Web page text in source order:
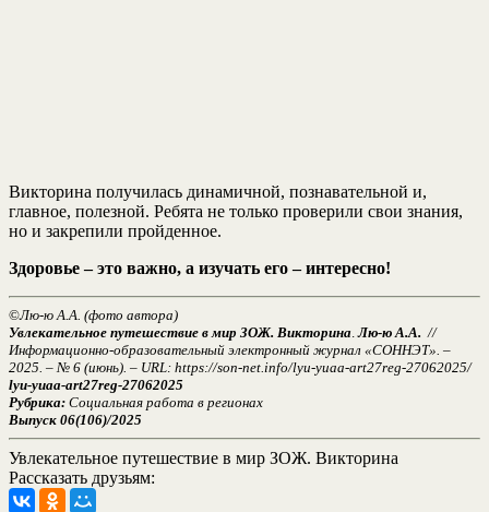
Викторина получилась динамичной, познавательной и,
главное, полезной. Ребята не только проверили свои знания,
но и закрепили пройденное.
Здоровье – это важно, а изучать его – интересно!
©Лю-ю А.А. (фото автора)
Увлекательное путешествие в мир ЗОЖ. Викторина Лю-ю А.А. //
Информационно-образовательный электронный журнал «СОННЭТ». –
2025. – № 6 (июнь). – URL: https://son-net.info/lyu-yuaa-art27reg-27062025/
lyu-yuaa-art27reg-27062025
Рубрика: Социальная работа в регионах
Выпуск 06(106)/2025
Увлекательное путешествие в мир ЗОЖ. Викторина
Рассказать друзьям: